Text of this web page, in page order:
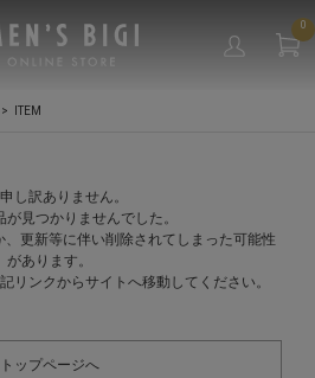
0
ITEM
し訳ありません。
が見つかりませんでした。
、更新等に伴い削除されてしまった可能性
があります。
リンクからサイトへ移動してください。
トップページへ